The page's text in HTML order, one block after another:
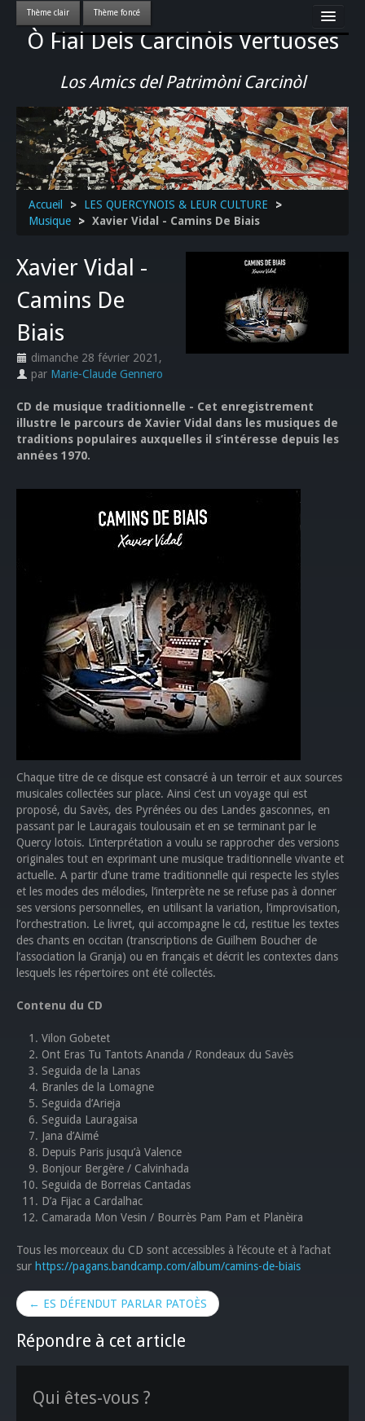
Ò Fial Dels Carcinòls Vertuoses
Los Amics del Patrimòni Carcinòl
Accueil
LES QUERCYNOIS & LEUR CULTURE
PATRIMOINE
GASTRONOMIE
ACTUALITE-CULTURE-EVENEMENTS LOCAUX
>>
Accueil > LES QUERCYNOIS & LEUR CULTURE
>
Musique
> Xavier Vidal - Camins De Biais
Xavier Vidal -
Camins De
Biais
dimanche 28 février 2021 ,
par Marie-Claude Gennero
CD de musique traditionnelle - Cet enregistrement
illustre le parcours de Xavier Vidal dans les musiques de
traditions populaires auxquelles il s’intéresse depuis les
années 1970.
Chaque titre de ce disque est consacré à un terroir et aux sources
musicales collectées sur place. Ainsi c’est un voyage qui est
proposé, du Savès, des Pyrénées ou des Landes gasconnes, en
passant par le Lauragais toulousain et en se terminant par le
Quercy lotois. L’interprétation a voulu se rapprocher des versions
originales tout en exprimant une musique traditionnelle vivante et
actuelle. A partir d’une trame traditionnelle qui respecte les styles
et les modes des mélodies, l’interprète ne se refuse pas à donner
ses versions personnelles, en utilisant la variation, l’improvisation,
l’orchestration. Le livret, qui accompagne le cd, restitue les textes
des chants en occitan (transcriptions de Guilhem Boucher de
l’association la Granja) ou en français et décrit les contextes dans
lesquels les répertoires ont été collectés.
Contenu du CD
Vilon Gobetet
Ont Eras Tu Tantots Ananda / Rondeaux du Savès
Seguida de la Lanas
Branles de la Lomagne
Seguida d’Arieja
Seguida Lauragaisa
Jana d’Aimé
Depuis Paris jusqu’à Valence
Bonjour Bergère / Calvinhada
Seguida de Borreias Cantadas
D’a Fijac a Cardalhac
Camarada Mon Vesin / Bourrès Pam Pam et Planèira
Tous les morceaux du CD sont accessibles à l’écoute et à l’achat
sur https://pagans.bandcamp.com/album/camins-de-biais
← ES DÉFENDUT PARLAR PATOÈS
Répondre à cet article
Qui êtes-vous ?